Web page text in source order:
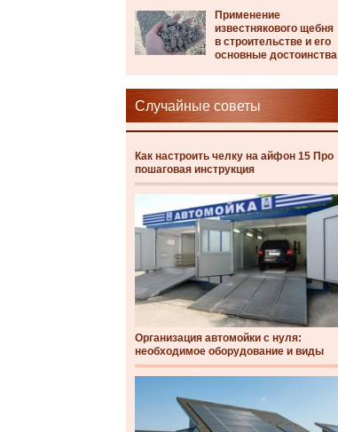
Применение
известнякового щебня
в строительстве и его
основные достоинства
Случайные советы
Как настроить челку на айфон 15 Про
пошаговая инструкция
Организация автомойки с нуля:
необходимое оборудование и виды